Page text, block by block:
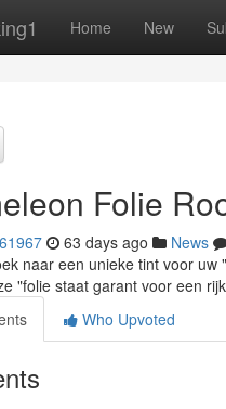
Home New
Folie
63 days ago News
naar een unieke tint voor
"folie staat garant voor een
Who Upvoted